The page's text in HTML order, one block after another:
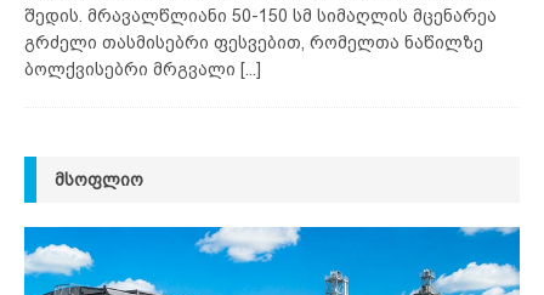
შედის. მრავალწლიანი 50-150 სმ სიმაღლის მცენარეა
გრძელი თასმისებრი ფესვებით, რომელთა ნაწილზე
ბოლქვისებრი მრგვალი [...]
ᲛᲡᲝᲤᲚᲘᲝ